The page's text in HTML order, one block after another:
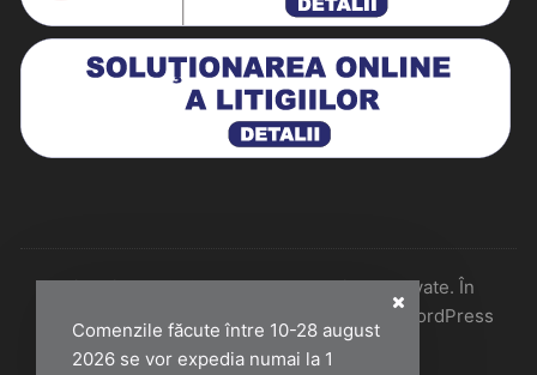
Comenzile făcute între 10-28 august
2026 se vor expedia numai la 1
Historiarum 2026 - Toate drepturile rezervate. În
colaborare cu Perfect Pixel & Mentenanță WordPress